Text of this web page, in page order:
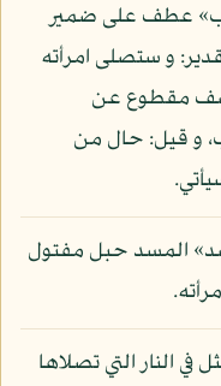
عطف على ضمير
و ستصلى امرأته
مقطوع عن
و قيل: حال من
المسد حبل مفتول
في النار التي تصلاها